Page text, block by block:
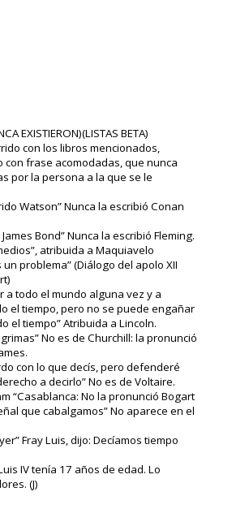
EXISTIERON)(LISTAS BETA)
con los libros mencionados,
con frase acomodadas, que nunca
por la persona a la que se le
Watson” Nunca la escribió Conan
Bond” Nunca la escribió Fleming.
atribuida a Maquiavelo
problema” (Diálogo del apolo XII
a todo el mundo alguna vez y a
el tiempo, pero no se puede engañar
el tiempo” Atribuida a Lincoln.
No es de Churchill: la pronunció
con lo que decís, pero defenderé
a decirlo” No es de Voltaire.
“Casablanca: No la pronunció Bogart
que cabalgamos” No aparece en el
Fray Luis, dijo: Decíamos tiempo
IV tenía 17 años de edad. Lo
(J)